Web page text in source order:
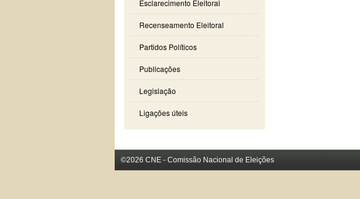
Esclarecimento Eleitoral
Recenseamento Eleitoral
Partidos Políticos
Publicações
Legislação
Ligações úteis
©2026 CNE - Comissão Nacional de Eleições